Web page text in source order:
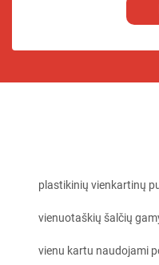
plastikinių vienkartinų
vienuotaškių šalčių
vienu kartu naudojami